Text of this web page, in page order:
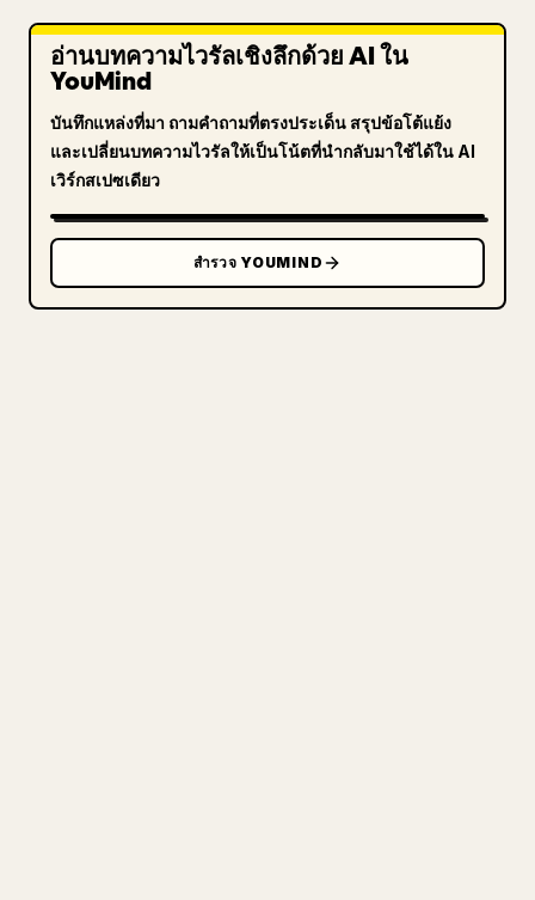
อ่านบทความไวรัลเชิงลึกด้วย AI ใน
YouMind
บันทึกแหล่งที่มา ถามคำถามที่ตรงประเด็น สรุปข้อโต้แย้ง
และเปลี่ยนบทความไวรัลให้เป็นโน้ตที่นำกลับมาใช้ได้ใน AI
เวิร์กสเปซเดียว
สำรวจ YOUMIND